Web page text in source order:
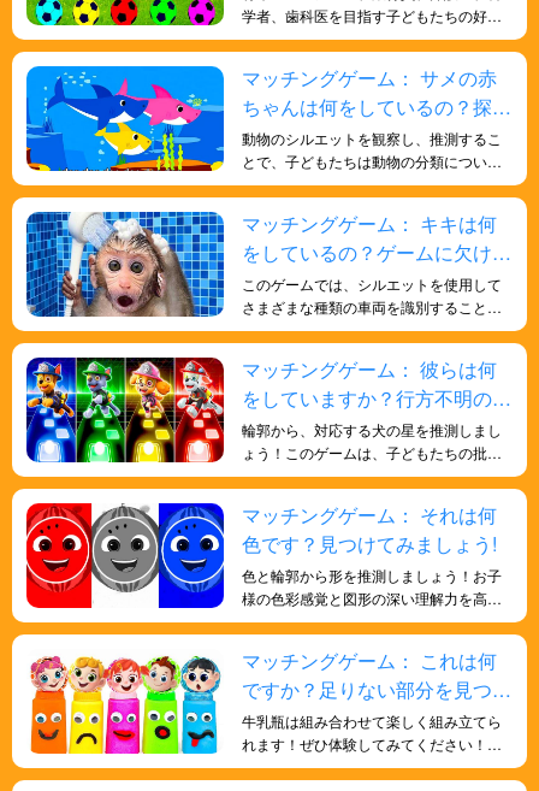
学者、歯科医を目指す子どもたちの好奇
心を育む、ちょっとした脳トレです。エ
で活躍するために必要な、批判的思考力
と論理的思考力を高めるためのオンライ
ンクラスです。
マッチングゲーム： サメの赤
ちゃんは何をしているの？探し
てみよう！
動物のシルエットを観察し、推測するこ
とで、子どもたちは動物の分類について
探求し始めることができます。哺乳類、
リーの特徴や類似点を学び、動物を適切
なグループに分類する方法を理解するこ
とができます。また、子どもたちはシル
エットを推測することで、様々な動物が
様々な生態系や生息地にどのように適応
しているかを理解するでしょう。動物と
環境の相互作用を学び、様々な動物がど
のように生息地に適応しているかを探る
ことができます。
マッチングゲーム： キキは何
をしているの？ゲームに欠けて
いる部分を見つけよう！
このゲームでは、シルエットを使用して
さまざまな種類の車両を識別すること
で、子供たちの形状識別スキルを向上さ
に楽しく効果的に身につけさせることが
できます。
マッチングゲーム： 彼らは何
をしていますか？行方不明のパ
ウ・パトロールを探しましょ
う!
輪郭から、対応する犬の星を推測しまし
ょう！このゲームは、子どもたちの批判
的思考力と問題解決能力を鍛えるのに役
マッチングゲーム： それは何
色です？見つけてみましょう!
色と輪郭から形を推測しましょう！お子
様の色彩感覚と図形の深い理解力を高め
るのに役立ちます。
マッチングゲーム： これは何
ですか？足りない部分を見つけ
よう！
牛乳瓶は組み合わせて楽しく組み立てら
れます！ぜひ体験してみてください！こ
のゲームは、お子様が様々な形を理解